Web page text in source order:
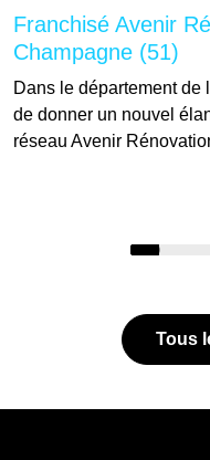
Franchisé Avenir
Champagne (51)
Dans le département de
de donner un nouvel
réseau Avenir
Tous